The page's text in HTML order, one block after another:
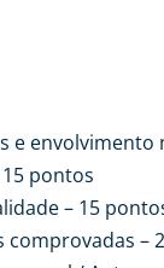
e
pontos
– 15
comprovadas –